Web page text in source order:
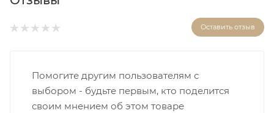
Оставить отзыв
Помогите другим пользователям с
выбором - будьте первым, кто поделится
своим мнением об этом товаре